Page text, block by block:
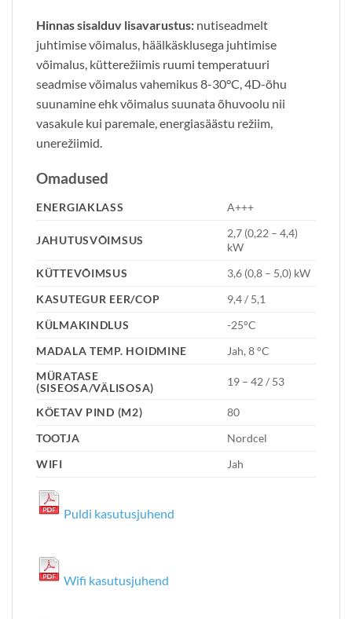
Hinnas sisalduv lisavarustus: nutiseadmelt
juhtimise võimalus, häälkäsklusega juhtimise
võimalus, kütterežiimis ruumi temperatuuri
seadmise võimalus vahemikus 8-30°C, 4D-õhu
suunamine ehk võimalus suunata õhuvoolu nii
vasakule kui paremale, energiasäästu režiim,
unerežiimid.
Omadused
ENERGIAKLASS A+++
JAHUTUSVÕIMSUS
2,7 (0,22 – 4,4)
kW
KÜTTEVÕIMSUS
3,6 (0,8 – 5,0) kW
KASUTEGUR EER/COP
9,4 / 5,1
KÜLMAKINDLUS
-25°C
MADALA TEMP. HOIDMINE
Jah, 8 °C
MÜRATASE
(SISEOSA/VÄLISOSA)
19 – 42 / 53
KÖETAV PIND (M2)
80
TOOTJA
Nordcel
WIFI
Jah
Puldi kasutusjuhend
Wifi kasutusjuhend